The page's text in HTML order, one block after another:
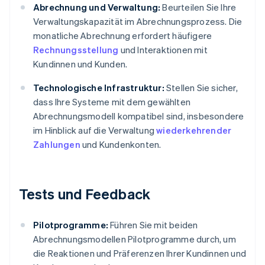
Abrechnung und Verwaltung: Beurteilen Sie Ihre
Verwaltungskapazität im Abrechnungsprozess. Die
monatliche Abrechnung erfordert häufigere
Rechnungsstellung und Interaktionen mit
Kundinnen und Kunden.
Technologische Infrastruktur: Stellen Sie sicher,
dass Ihre Systeme mit dem gewählten
Abrechnungsmodell kompatibel sind, insbesondere
im Hinblick auf die Verwaltungwiederkehrender
Zahlungen und Kundenkonten.
Tests und Feedback
Pilotprogramme: Führen Sie mit beiden
Abrechnungsmodellen Pilotprogramme durch, um
die Reaktionen und Präferenzen Ihrer Kundinnen und